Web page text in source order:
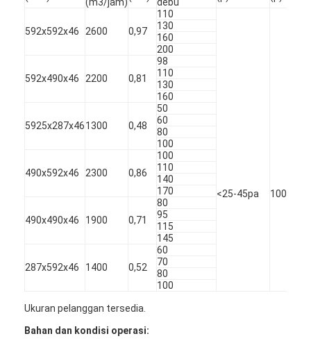
Kontrol Kualitas
Mesin Pembuat Filter Udara
Mesin Manufaktur Filter Udara
Mesin Pembuat Filter Saku
592x592x46 2600 0,97
110
<25-45pa 100-
130
160
200
592x490x46 2200 0,81
98
110
130
160
5925x287x461300 0,48
50
60
80
100
490x592x46 2300 0,86
100
110
140
170
490x490x46 1900 0,71
80
95
115
145
287x592x46 1400 0,52
60
70
80
100
Ukuran pelanggan tersedia.
Bahan dan kondisi operasi: